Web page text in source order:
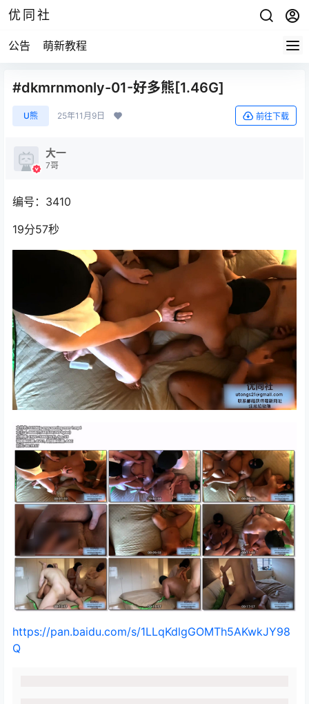
优同社
公告 萌新教程
#dkmrnmonly-01-好多熊[1.46G]
U熊 25年11月9日 前往下载
大一
7哥
编号：3410
19分57秒
https://pan.baidu.com/s/1LLqKdlgGOMTh5AKwkJY98
Q